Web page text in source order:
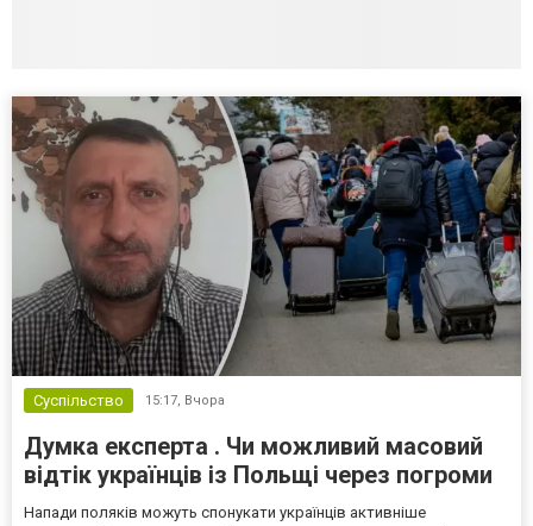
Суспільство 15:17, Вчора
Думка експерта . Чи можливий масовий
відтік українців із Польщі через погроми
Напади поляків можуть спонукати українців активніше